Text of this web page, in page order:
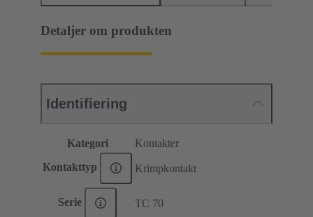
Detaljer om produkten
Identifiering
Kategori Kontakter
Kontakttyp Krimpkontakt
Serie TC 70